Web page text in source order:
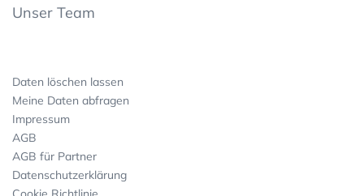
Unser Team
Daten löschen lassen
Meine Daten abfragen
Impressum
AGB
AGB für Partner
Datenschutzerklärung